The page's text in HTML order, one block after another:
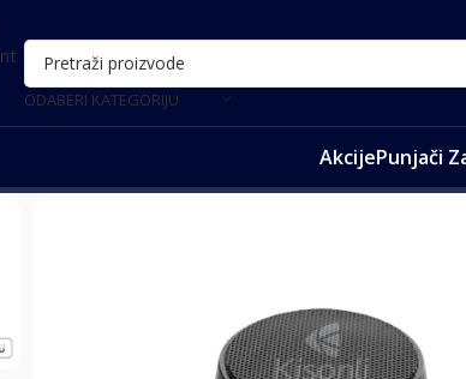
ODABERI KATEGORIJU
AkcijePunjači
za telefone/Bluetooth zvučnici/Bluetooth zvucnik